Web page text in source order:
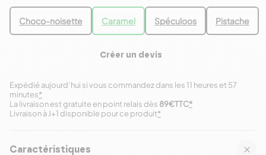
Choco-noisette Caramel Spéculoos Pistache
Créer un devis
Expédié aujourd’hui si vous commandez dans les 11 heures et 57
minutes*
Livraison à J+1 disponible pour ce produit*
La livraison est gratuite en point relais dès 89€TTC*
Caractéristiques